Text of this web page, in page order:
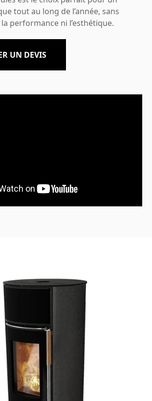
tout au long de l’année, sans
performance ni l’esthétique.
UN DEVIS